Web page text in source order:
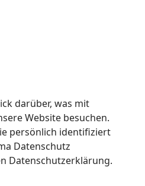
darüber, was mit
Website besuchen.
persönlich identifiziert
Datenschutz
Datenschutzerklärung.